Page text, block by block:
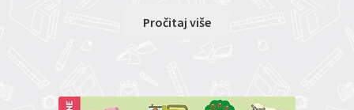
Pročitaj više